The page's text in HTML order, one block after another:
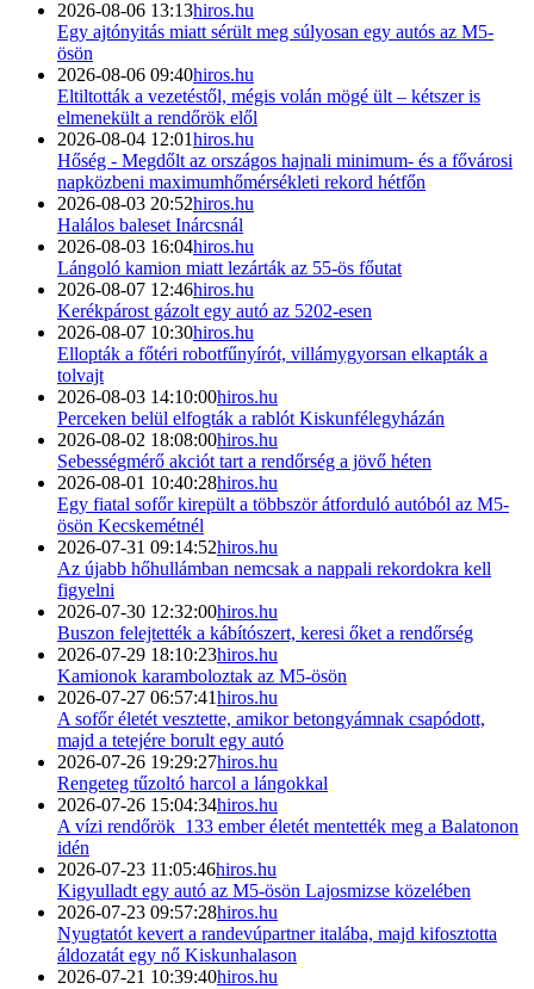
2026-08-06 13:13hiros.hu
Egy ajtónyitás miatt sérült meg súlyosan egy autós az M5-
ösön
2026-08-06 09:40hiros.hu
Eltiltották a vezetéstől, mégis volán mögé ült – kétszer is
elmenekült a rendőrök elől
2026-08-04 12:01hiros.hu
Hőség - Megdőlt az országos hajnali minimum- és a fővárosi
napközbeni maximumhőmérsékleti rekord hétfőn
2026-08-03 20:52hiros.hu
Halálos baleset Inárcsnál
2026-08-03 16:04hiros.hu
Lángoló kamion miatt lezárták az 55-ös főutat
2026-08-07 12:46hiros.hu
Kerékpárost gázolt egy autó az 5202-esen
2026-08-07 10:30hiros.hu
Ellopták a főtéri robotfűnyírót, villámygyorsan elkapták a
tolvajt
2026-08-03 14:10:00hiros.hu
Perceken belül elfogták a rablót Kiskunfélegyházán
2026-08-02 18:08:00hiros.hu
Sebességmérő akciót tart a rendőrség a jövő héten
2026-08-01 10:40:28hiros.hu
Egy fiatal sofőr kirepült a többször átforduló autóból az M5-
ösön Kecskemétnél
2026-07-31 09:14:52hiros.hu
Az újabb hőhullámban nemcsak a nappali rekordokra kell
figyelni
2026-07-30 12:32:00hiros.hu
Buszon felejtették a kábítószert, keresi őket a rendőrség
2026-07-29 18:10:23hiros.hu
Kamionok karamboloztak az M5-ösön
2026-07-27 06:57:41hiros.hu
A sofőr életét vesztette, amikor betongyámnak csapódott,
majd a tetejére borult egy autó
2026-07-26 19:29:27hiros.hu
Rengeteg tűzoltó harcol a lángokkal
2026-07-26 15:04:34hiros.hu
A vízi rendőrök 133 ember életét mentették meg a Balatonon
idén
2026-07-23 11:05:46hiros.hu
Kigyulladt egy autó az M5-ösön Lajosmizse közelében
2026-07-23 09:57:28hiros.hu
Nyugtatót kevert a randevúpartner italába, majd kifosztotta
áldozatát egy nő Kiskunhalason
2026-07-21 10:39:40hiros.hu